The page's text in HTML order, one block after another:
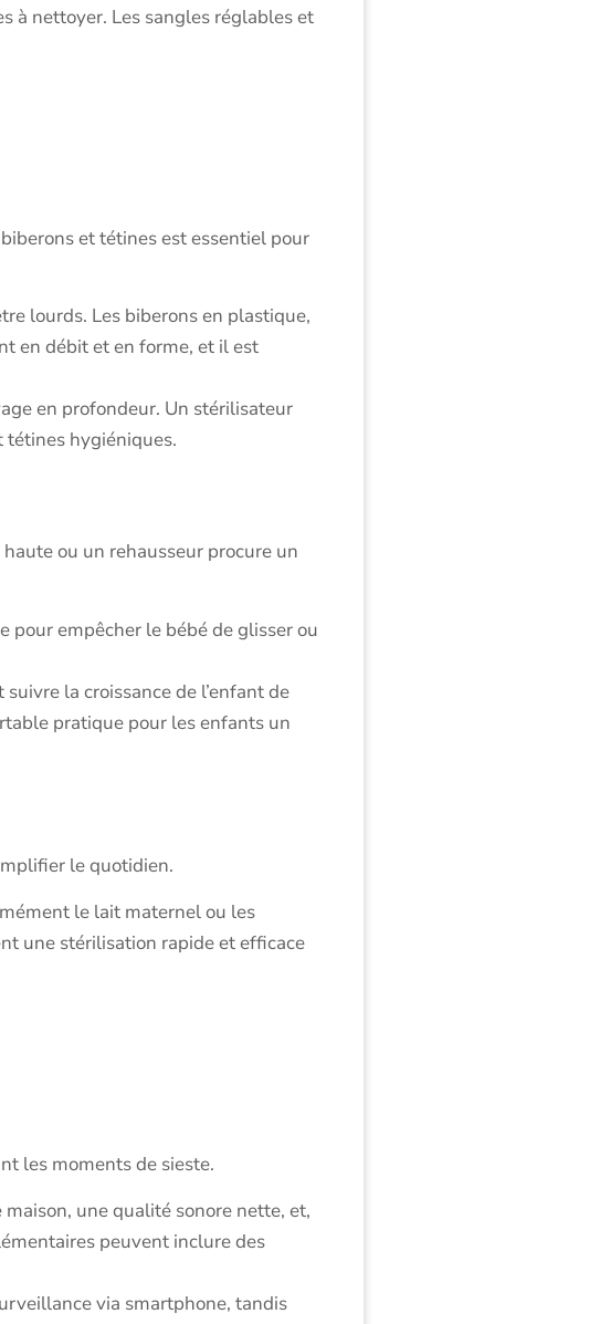
à nettoyer. Les sangles réglables et
et tétines est essentiel pour
lourds. Les biberons en plastique,
en débit et en forme, et il est
en profondeur. Un stérilisateur
hygiéniques.
ou un rehausseur procure un
pour empêcher le bébé de glisser ou
la croissance de l’enfant de
pratique pour les enfants un
le quotidien.
le lait maternel ou les
une stérilisation rapide et efficace
les moments de sieste.
une qualité sonore nette, et,
peuvent inclure des
via smartphone, tandis